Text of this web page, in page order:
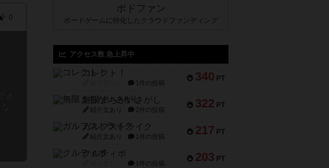
0
ボドファン
ボードゲームに特化したクラウドファンディング
アクセス数 急上昇中
340 PT
コレクト！
1件の投稿
322 PT
無限まちがいさがし
紹介文あり 2件の投稿
217 PT
ガルフストライク
紹介文あり 1件の投稿
203 PT
クルティボ
1件の投稿